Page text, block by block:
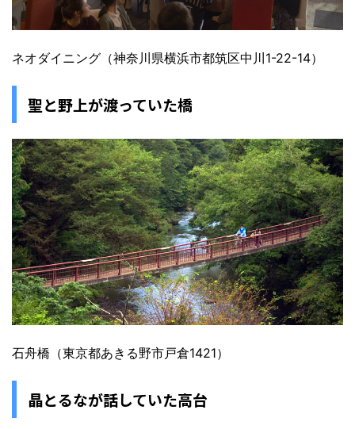
ネオダイニング（神奈川県横浜市都筑区中川1-22-14）
聖と野上が渡っていた橋
石舟橋（東京都あきる野市戸倉1421）
晶とるなが話していた高台